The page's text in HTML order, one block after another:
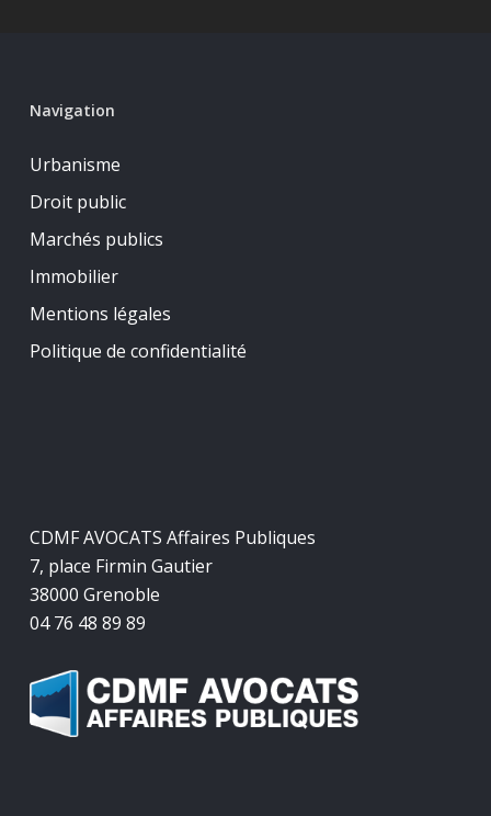
Navigation
Urbanisme
Droit public
Marchés publics
Immobilier
Mentions légales
Politique de confidentialité
CDMF AVOCATS Affaires Publiques
7, place Firmin Gautier
38000 Grenoble
04 76 48 89 89